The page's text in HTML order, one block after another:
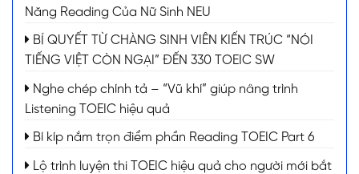
Năng Reading Của Nữ Sinh NEU
BÍ QUYẾT TỪ CHÀNG SINH VIÊN KIẾN TRÚC “NÓI
TIẾNG VIỆT CÒN NGẠI” ĐẾN 330 TOEIC SW
Nghe chép chính tả – “Vũ khí” giúp nâng trình
Listening TOEIC hiệu quả
Bí kíp nắm trọn điểm phần Reading TOEIC Part 6
Lộ trình luyện thi TOEIC hiệu quả cho người mới bắt